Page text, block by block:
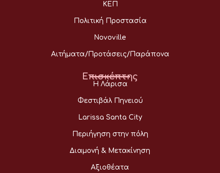
ΚΕΠ
Πολιτική Προστασία
Novoville
Αιτήματα/Προτάσεις/Παράπονα
Επισκέπτης
Η Λάρισα
Φεστιβάλ Πηνειού
Larissa Santa City
Περιήγηση στην πόλη
Διαμονή & Μετακίνηση
Αξιοθέατα